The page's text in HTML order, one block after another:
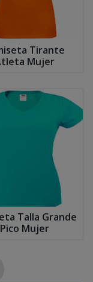
Tirante
Mujer
Talla Grande
Pico Mujer